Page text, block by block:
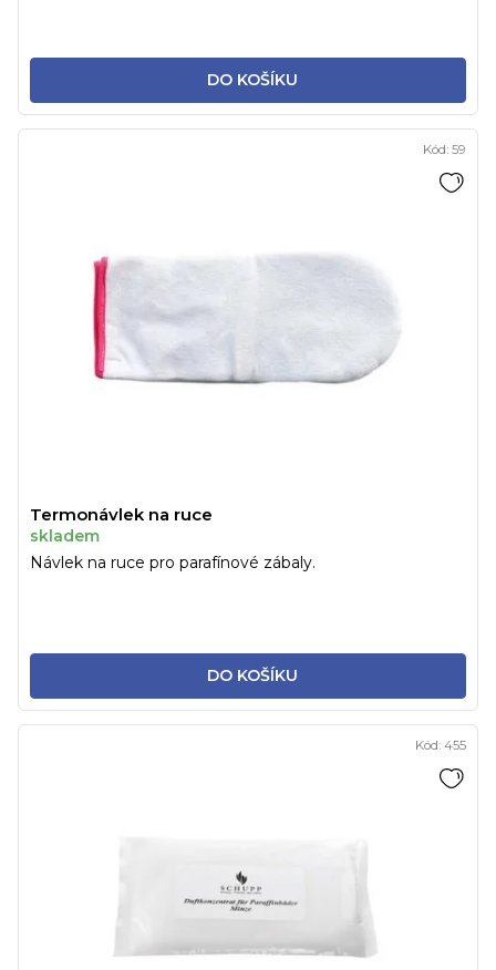
DO KOŠÍKU
Termonávlek na ruce
skladem
DO KOŠÍKU
Návlek na ruce pro parafínové zábaly.
Kód: 59
Kód: 455